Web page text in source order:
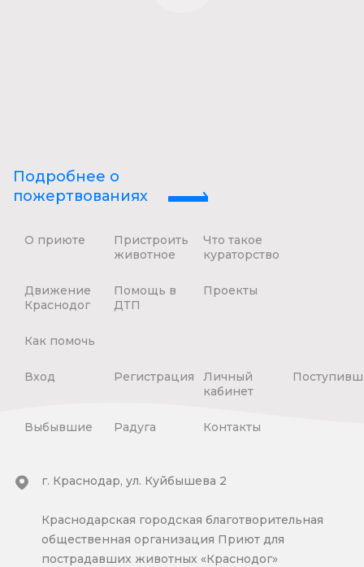
Подробнее о
пожертвованиях
О приюте
Пристроить
животное
Что такое
кураторство
Движение
Краснодог
Помощь в
ДТП
Проекты
Как помочь
Вход Регистрация
Личный
кабинет
Выбывшие Радуга Контакты
г. Краснодар, ул. Куйбышева 2
Краснодарская городская благотворительная
общественная организация Приют для
пострадавших животных «Краснодог»